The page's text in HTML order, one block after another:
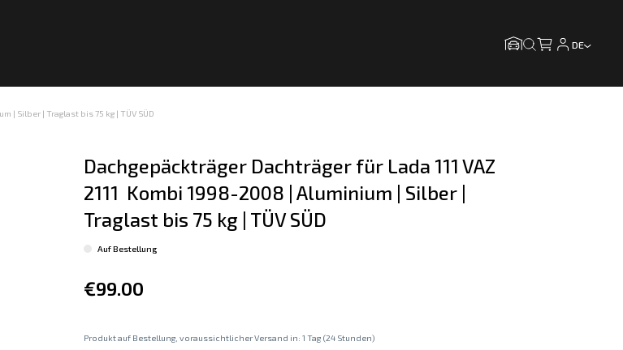
DE
| Silber | Traglast bis 75 kg | TÜV SÜD
Dachgepäckträger Dachträger für Lada 111 VAZ
2111  Kombi 1998-2008 | Aluminium | Silber |
Traglast bis 75 kg | TÜV SÜD
Auf Bestellung
€99.00
Produkt auf Bestellung, voraussichtlicher Versand in: 1 Tag (24 Stunden)